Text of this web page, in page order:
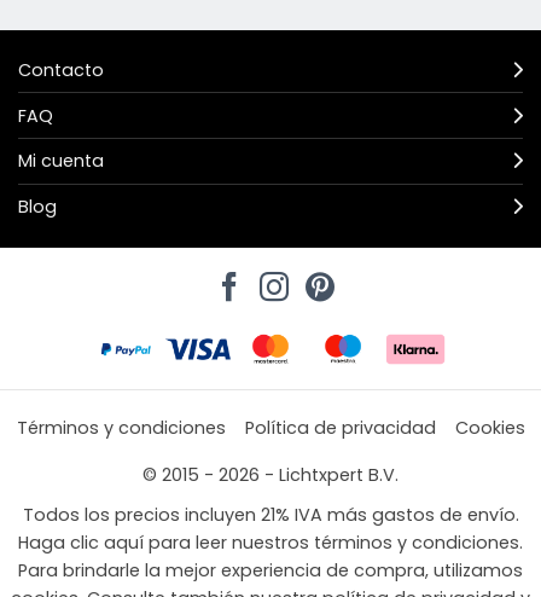
Contacto
FAQ
Mi cuenta
Blog
Términos y condiciones Política de privacidad
Cookies
© 2015 - 2026 - Lichtxpert B.V.
Todos los precios incluyen 21% IVA más gastos de envío.
Haga clic aquí para leer nuestros términos y condiciones.
Para brindarle la mejor experiencia de compra, utilizamos